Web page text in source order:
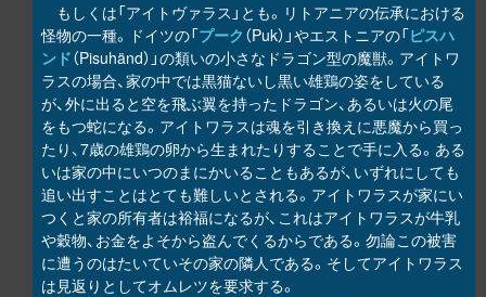
もしくは「アイトヴァラス」とも。リトアニアの伝承における
怪物の一種。ドイツの「プーク （Puk）」やエストニアの「ピスハ
ンド（Pisuhänd）」の類いの小さなドラゴン型の魔獣。アイトワ
ラスの場合、家の中では黒猫ないし黒い雄鶏の姿をしている
が、外に出ると空を飛ぶ翼を持ったドラゴン、あるいは火の尾
をもつ蛇になる。アイトワラスは魂を引き換えに悪魔から買っ
たり、7歳の雄鶏の卵から生まれたりすることで手に入る。ある
いは家の中にいつのまにかいることもあるが、いずれにしても
追い出すことはとても難しいとされる。アイトワラスが家にい
つくと家の所有者は裕福になるが、これはアイトワラスが牛乳
や穀物、お金をよそから盗んでくるからである。勿論この被害
に遭うのはたいていその家の隣人である。そしてアイトワラス
は見返りとしてオムレツを要求する。